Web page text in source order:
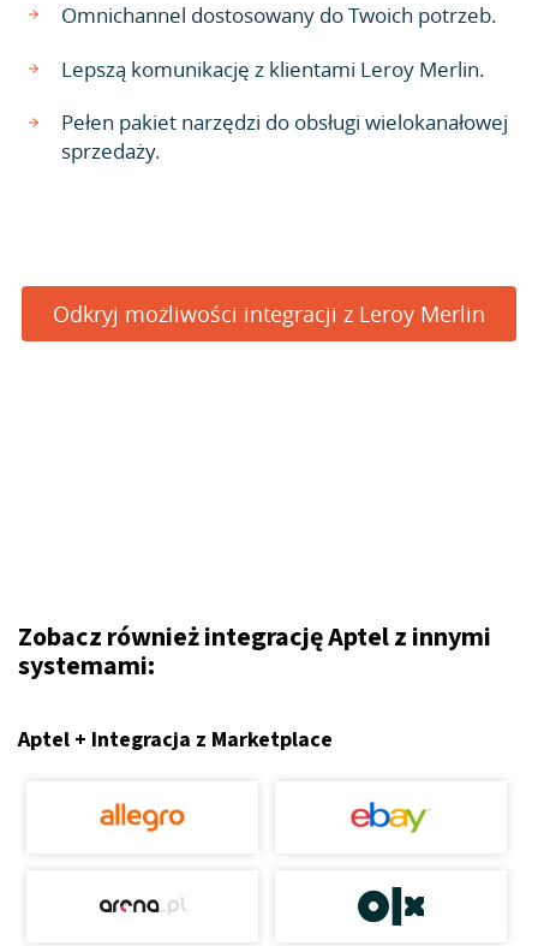
Omnichannel dostosowany do Twoich potrzeb.
Lepszą komunikację z klientami Leroy Merlin.
Pełen pakiet narzędzi do obsługi wielokanałowej
sprzedaży.
Odkryj możliwości integracji z Leroy Merlin
Zobacz również integrację Aptel z innymi
systemami:
Aptel + Integracja z Marketplace